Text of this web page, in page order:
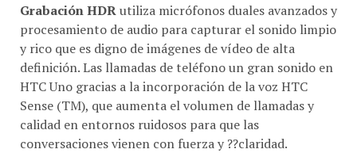
Grabación HDRutiliza micrófonos duales avanzados y
procesamiento de audio para capturar el sonido limpio
y rico que es digno de imágenes de vídeo de alta
definición. Las llamadas de teléfono un gran sonido en
HTC Uno gracias a la incorporación de la voz HTC
Sense (TM), que aumenta el volumen de llamadas y
calidad en entornos ruidosos para que las
conversaciones vienen con fuerza y ??claridad.